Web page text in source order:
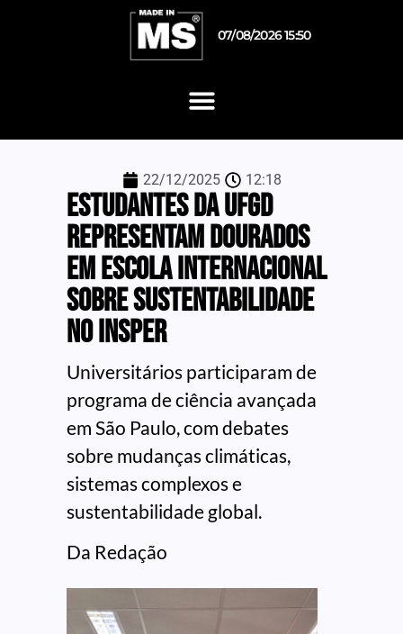
07/08/2026 15:50
22/12/2025 12:18
Estudantes da UFGD
representam Dourados
em escola internacional
sobre sustentabilidade
no Insper
Universitários participaram de
programa de ciência avançada
em São Paulo, com debates
sobre mudanças climáticas,
sistemas complexos e
sustentabilidade global.
Da Redação